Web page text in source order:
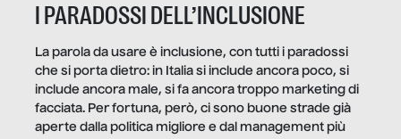
I PARADOSSI DELL’INCLUSIONE
La parola da usare è inclusione, con tutti i paradossi
che si porta dietro: in Italia si include ancora poco, si
include ancora male, si fa ancora troppo marketing di
facciata. Per fortuna, però, ci sono buone strade già
aperte dalla politica migliore e dal management più